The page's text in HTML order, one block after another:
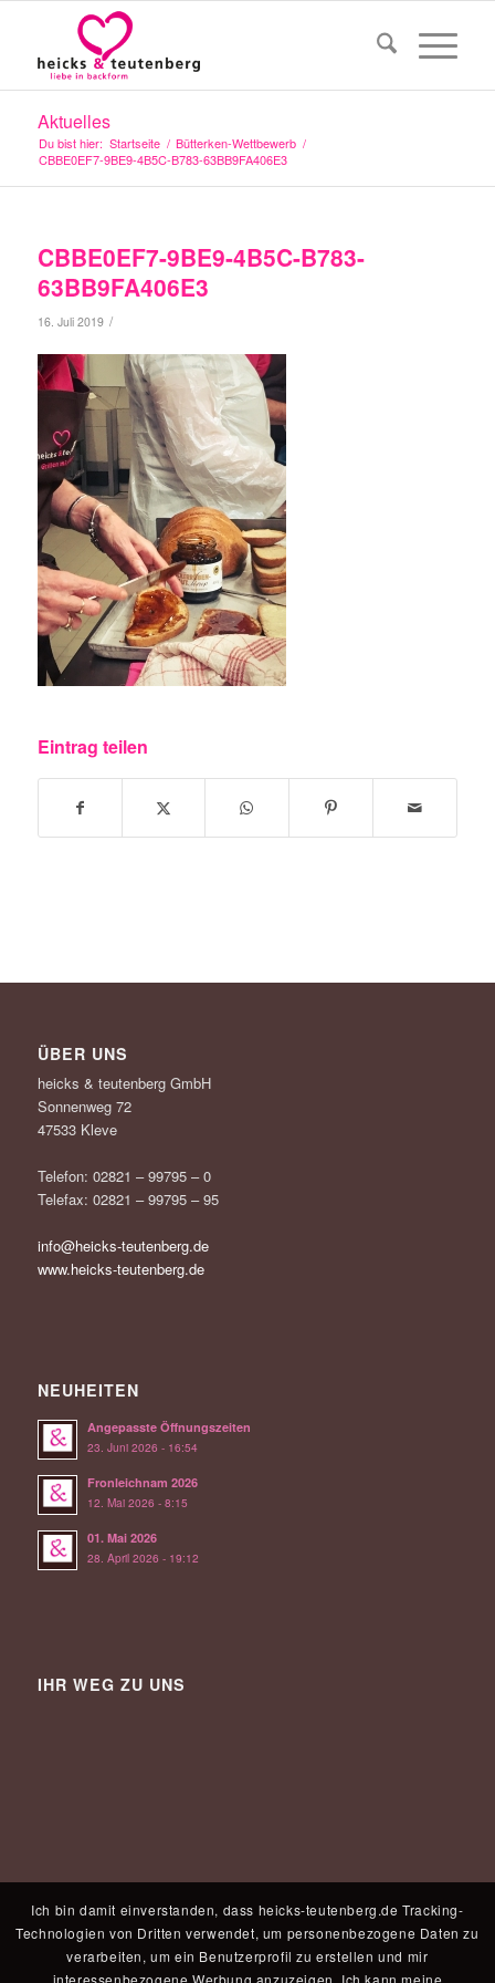
Aktuelles
Du bist hier: Startseite / Bütterken-Wettbewerb /
CBBE0EF7-9BE9-4B5C-B783-63BB9FA406E3
CBBE0EF7-9BE9-4B5C-B783-
63BB9FA406E3
16. Juli 2019 /
Eintrag teilen
ÜBER UNS
heicks & teutenberg GmbH
Sonnenweg 72
47533 Kleve
Telefon: 02821 – 99795 – 0
Telefax: 02821 – 99795 – 95
info@heicks-teutenberg.de
www.heicks-teutenberg.de
NEUHEITEN
Angepasste Öffnungszeiten
23. Juni 2026 - 16:54
Fronleichnam 2026
12. Mai 2026 - 8:15
01. Mai 2026
28. April 2026 - 19:12
IHR WEG ZU UNS
Ich bin damit einverstanden, dass heicks-teutenberg.de Tracking-
Technologien von Dritten verwendet, um personenbezogene Daten zu
verarbeiten, um ein Benutzerprofil zu erstellen und mir
interessenbezogene Werbung anzuzeigen. Ich kann meine